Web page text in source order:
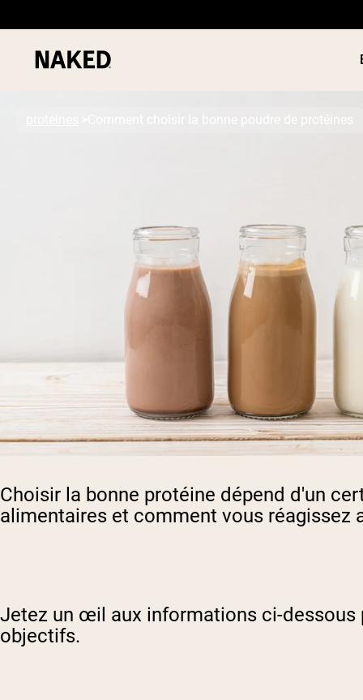
POUDRE
Comment choisir la bonne poudre de protéines
Choisir la bonne protéine dépend d'un
alimentaires et comment vous réagissez
Jetez un œil aux informations ci-dessous
objectifs.